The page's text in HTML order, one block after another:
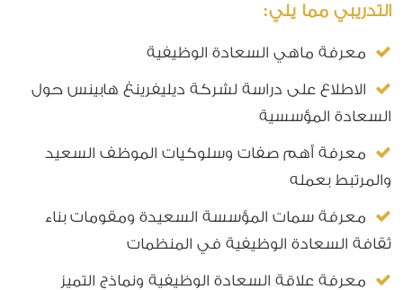
التدريبي مما يلي:
معرفة ماهي السعادة الوظيفية
الاطلاع على دراسة لشركة ديليفرينغ هابينس حول
السعادة المؤسسية
معرفة أهم صفات وسلوكيات الموظف السعيد
والمرتبط بعمله
معرفة سمات المؤسسة السعيدة ومقومات بناء
ثقافة السعادة الوظيفية في المنظمات
معرفة علاقة السعادة الوظيفية ونماذج التميز